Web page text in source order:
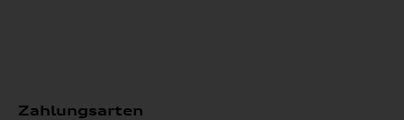
Zahlungsarten